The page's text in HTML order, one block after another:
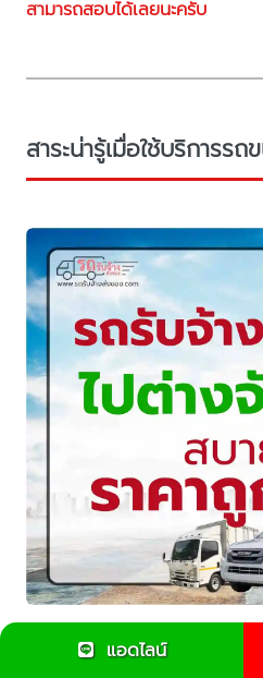
สามารถสอบได้เลยนะครับ
สาระน่ารู้เมื่อใช้บริการร
รถรับจ้างขนของไปต่างจังหวัด
แอดไลน์